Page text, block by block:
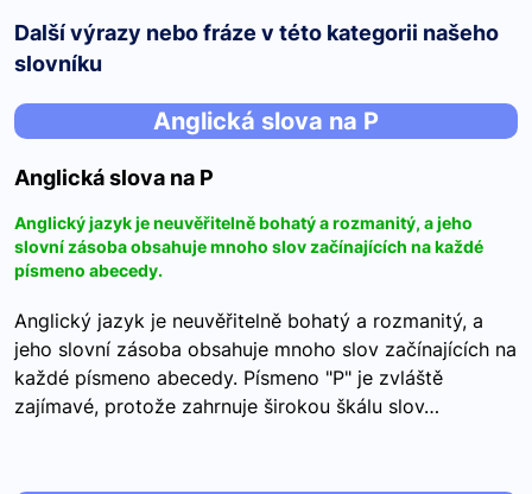
Další výrazy nebo fráze v této kategorii našeho
slovníku
Anglická slova na P
Anglická slova na P
Anglický jazyk je neuvěřitelně bohatý a rozmanitý, a jeho
slovní zásoba obsahuje mnoho slov začínajících na každé
písmeno abecedy.
Anglický jazyk je neuvěřitelně bohatý a rozmanitý, a
jeho slovní zásoba obsahuje mnoho slov začínajících na
každé písmeno abecedy. Písmeno "P" je zvláště
zajímavé, protože zahrnuje širokou škálu slov…